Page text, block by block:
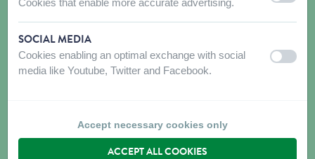
Cookies that enable more accurate advertising.
SOCIAL MEDIA
Cookies enabling an optimal exchange with social
media like Youtube, Twitter and Facebook.
off on
Accept necessary cookies only
ACCEPT ALL COOKIES